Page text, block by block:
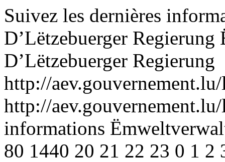
Suivez les dernières
D’Lëtzebuerger Regierung
D’Lëtzebuerger Regierung
http://
http://
informations
80 1440 20 21 22 23 0 1 2